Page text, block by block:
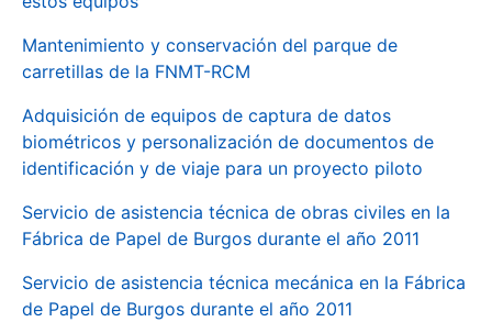
Mantenimiento y conservación del parque de
carretillas de la FNMT-RCM
Adquisición de equipos de captura de datos
biométricos y personalización de documentos de
identificación y de viaje para un proyecto piloto
Servicio de asistencia técnica de obras civiles en la
Fábrica de Papel de Burgos durante el año 2011
Servicio de asistencia técnica mecánica en la Fábrica
de Papel de Burgos durante el año 2011